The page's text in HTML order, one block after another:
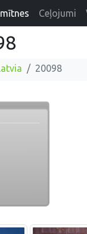
Ceļojumi
20098